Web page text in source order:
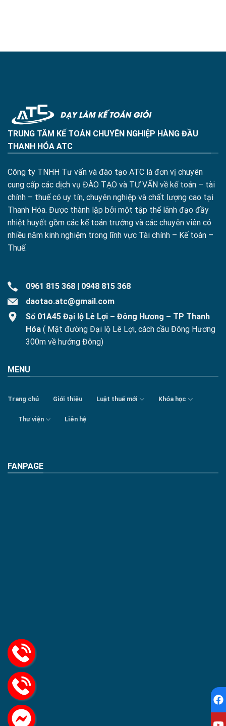
TRUNG TÂM KẾ TOÁN CHUYÊN NGHIỆP HÀNG ĐẦU
THANH HÓA ATC
Công ty TNHH Tư vấn và đào tạo ATC là đơn vị chuyên
cung cấp các dịch vụ ĐÀO TẠO và TƯ VẤN về kế toán – tài
chính – thuế có uy tín, chuyên nghiệp và chất lượng cao tại
Thanh Hóa. Được thành lập bởi một tập thể lãnh đạo đầy
nhiệt huyết gồm các kế toán trưởng và các chuyên viên có
nhiều năm kinh nghiệm trong lĩnh vực Tài chính – Kế toán –
Thuế.
0961 815 368 | 0948 815 368
daotao.atc@gmail.com
Số 01A45 Đại lộ Lê Lợi – Đông Hương – TP Thanh
Hóa ( Mặt đường Đại lộ Lê Lợi, cách cầu Đông Hương
300m về hướng Đông)
MENU
Trang chủ Giới thiệu Luật thuế mới Khóa học
Thư viện Liên hệ
FANPAGE